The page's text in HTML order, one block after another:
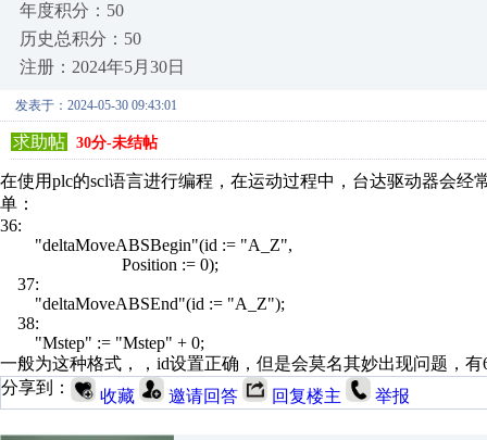
年度积分：50
历史总积分：50
注册：2024年5月30日
发表于：2024-05-30 09:43:01
求助帖 30分-未结帖
在使用plc的scl语言进行编程，在运动过程中，台达驱动器会
单：
36:
"deltaMoveABSBegin"(id := "A_Z",
Position := 0);
37:
"deltaMoveABSEnd"(id := "A_Z");
38:
"Mstep" := "Mstep" + 0;
一般为这种格式，，id设置正确，但是会莫名其妙出现问题，
分享到：
收藏 邀请回答 回复楼主 举报